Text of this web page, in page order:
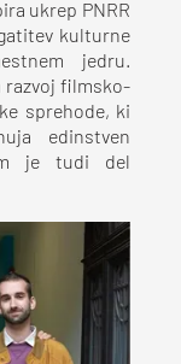
ukrep PNRR
kulturne
jedru.
razvoj filmsko-
sprehode, ki
edinstven
je tudi del